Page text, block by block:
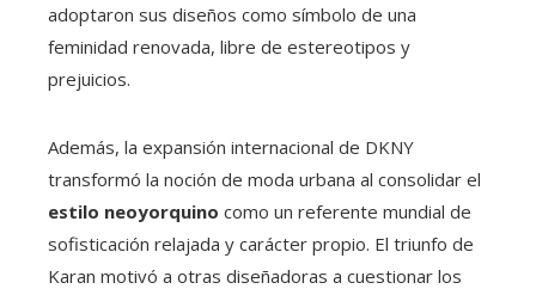
adoptaron sus diseños como símbolo de una
feminidad renovada, libre de estereotipos y
prejuicios.
Además, la expansión internacional de DKNY
transformó la noción de moda urbana al consolidar el
estilo neoyorquino como un referente mundial de
sofisticación relajada y carácter propio. El triunfo de
Karan motivó a otras diseñadoras a cuestionar los